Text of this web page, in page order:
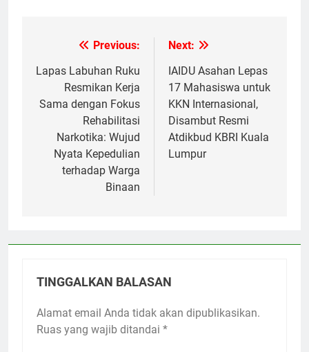
Navigasi
pos
Previous:
Lapas Labuhan Ruku
Resmikan Kerja
Sama dengan Fokus
Rehabilitasi
Narkotika: Wujud
Nyata Kepedulian
terhadap Warga
Binaan
Next:
IAIDU Asahan Lepas
17 Mahasiswa untuk
KKN Internasional,
Disambut Resmi
Atdikbud KBRI Kuala
Lumpur
TINGGALKAN BALASAN
Alamat email Anda tidak akan dipublikasikan.
Ruas yang wajib ditandai *